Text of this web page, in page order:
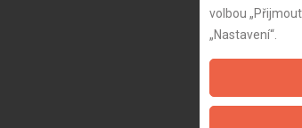
volbou
„Nastavení“.